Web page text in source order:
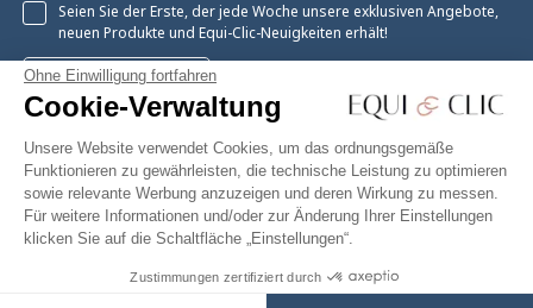
Ohne Einwilligung fortfahren
Cookie-Verwaltung
Unsere Website verwendet Cookies, um das ordnungsgemäße
Funktionieren zu gewährleisten, die technische Leistung zu optimieren
sowie relevante Werbung anzuzeigen und deren Wirkung zu messen.
Für weitere Informationen und/oder zur Änderung Ihrer Einstellungen
klicken Sie auf die Schaltfläche „Einstellungen“.
Zustimmungen zertifiziert durch
In den Warenkorb
Seien Sie der Erste, der jede Woche unsere exklusiven Angebote,
neuen Produkte und Equi-Clic-Neuigkeiten erhält!
Registrieren
Facebook Twitter
YouTube
Pinterest
Instagram